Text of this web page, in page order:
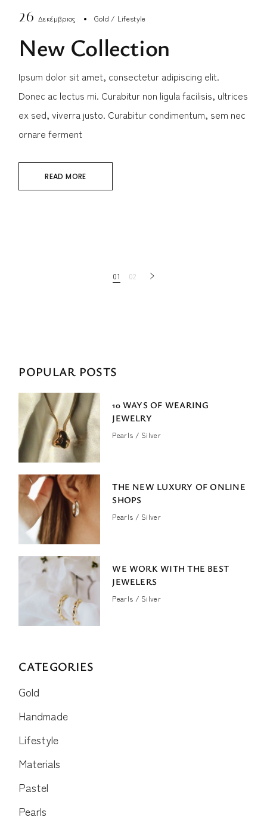
26 Δεκέμβριος Gold Lifestyle
New Collection
Ipsum dolor sit amet, consectetur adipiscing elit.
Donec ac lectus mi. Curabitur non ligula facilisis, ultrices
ex sed, viverra justo. Curabitur condimentum, sem nec
ornare ferment
READ MORE
Πλοήγηση
01 02
POPULAR POSTS
10 WAYS OF WEARING
JEWELRY
Pearls Silver
THE NEW LUXURY OF ONLINE
SHOPS
Pearls Silver
WE WORK WITH THE BEST
JEWELERS
Pearls Silver
CATEGORIES
Gold
Handmade
Lifestyle
Materials
Pastel
Pearls